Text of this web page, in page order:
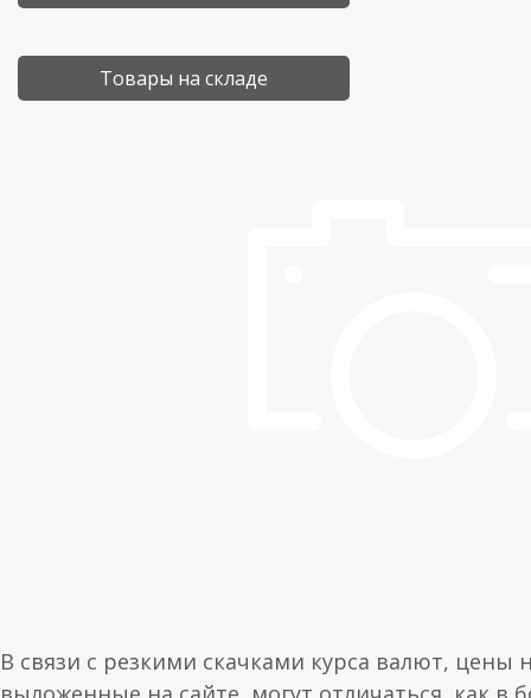
Товары на складе
В связи с резкими скачками курса валют, цены